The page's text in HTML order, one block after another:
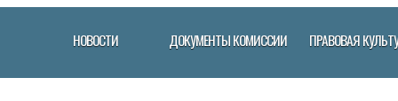
НОВОСТИ ДОКУМЕНТЫ КОМИССИИ ПРАВОВАЯ